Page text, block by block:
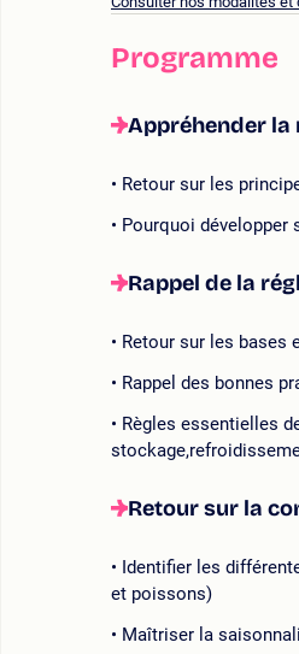
Programme
Appréhender la
Retour sur les
Pourquoi développer
Rappel de la
Retour sur les bases
Rappel des bonnes
Règles essentielles
Retour sur la
Identifier les
et poissons)
Maîtriser la